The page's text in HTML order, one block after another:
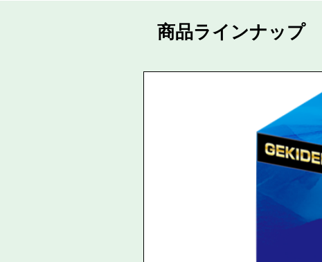
商品ラインナップ